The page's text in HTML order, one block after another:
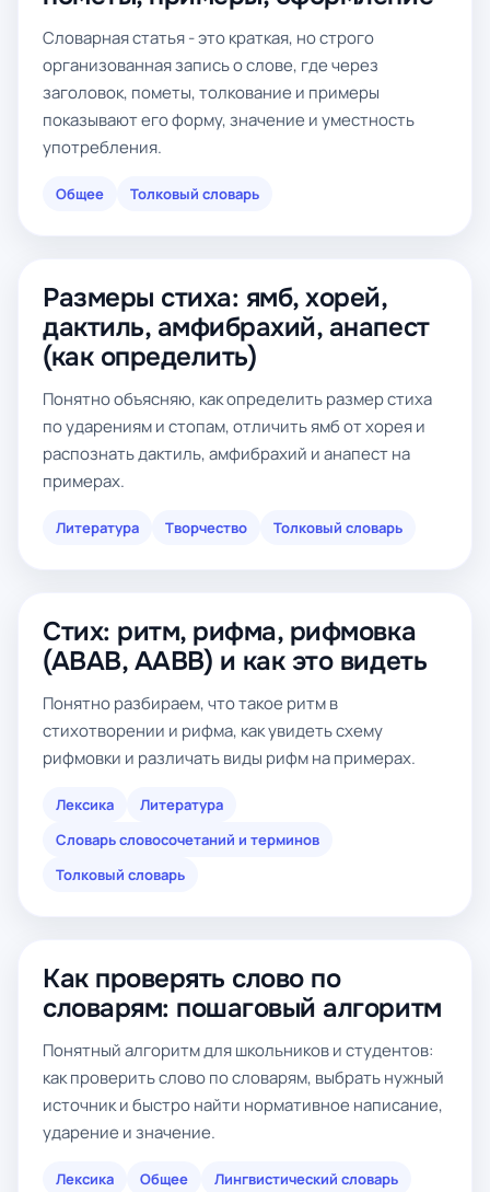
Словарная статья - это краткая, но строго
организованная запись о слове, где через
заголовок, пометы, толкование и примеры
показывают его форму, значение и уместность
употребления.
Общее Толковый словарь
Размеры стиха: ямб, хорей,
дактиль, амфибрахий, анапест
(как определить)
Понятно объясняю, как определить размер стиха
по ударениям и стопам, отличить ямб от хорея и
распознать дактиль, амфибрахий и анапест на
примерах.
Литература Творчество Толковый словарь
Стих: ритм, рифма, рифмовка
(ABAB, AABB) и как это видеть
Понятно разбираем, что такое ритм в
стихотворении и рифма, как увидеть схему
рифмовки и различать виды рифм на примерах.
Лексика
Литература
Словарь словосочетаний и терминов
Толковый словарь
Как проверять слово по
словарям: пошаговый алгоритм
Понятный алгоритм для школьников и студентов:
как проверить слово по словарям, выбрать нужный
источник и быстро найти нормативное написание,
ударение и значение.
Лексика Общее
Лингвистический словарь